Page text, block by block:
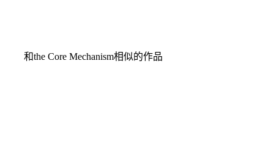
和the Core Mechanism相似的作品